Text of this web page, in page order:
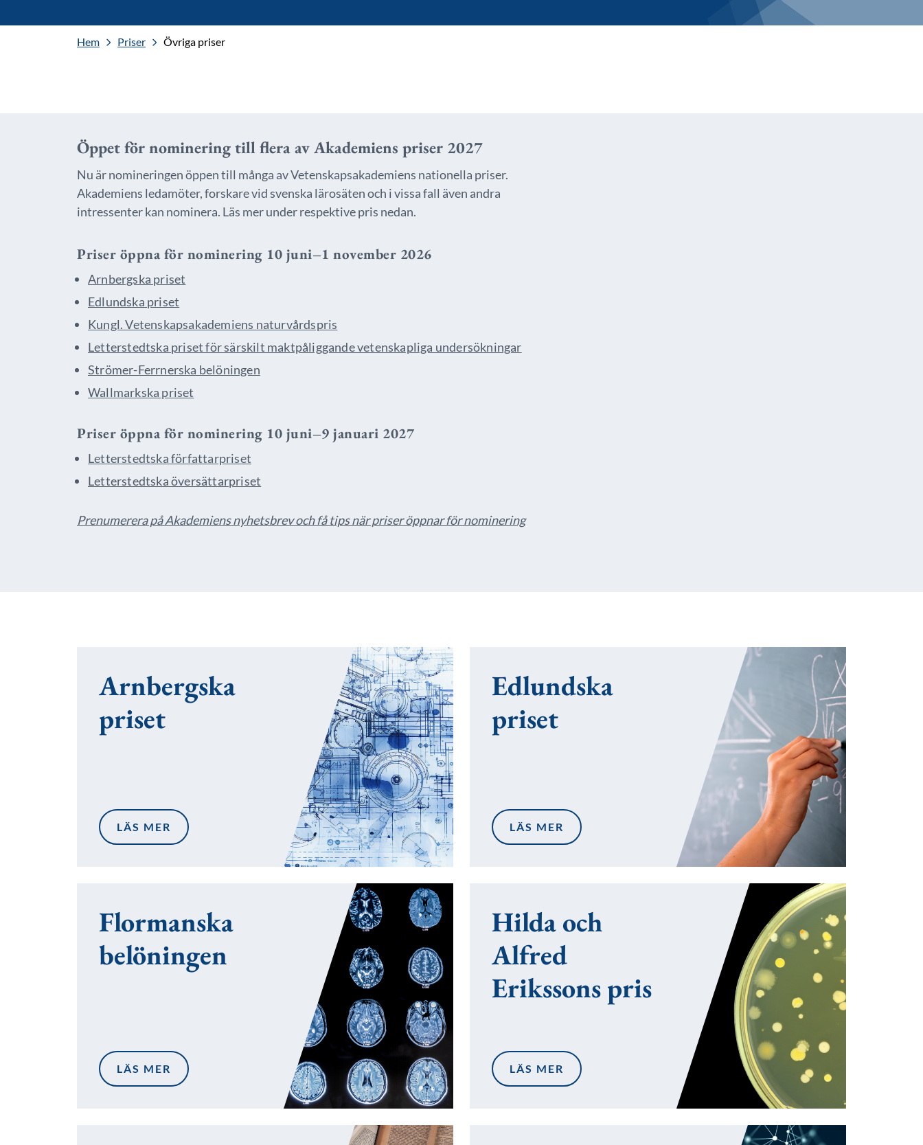
Hem Priser Övriga priser
Öppet för nominering till flera av Akademiens priser 2027
Nu är nomineringen öppen till många av Vetenskapsakademiens nationella priser.
Akademiens ledamöter, forskare vid svenska lärosäten och i vissa fall även andra
intressenter kan nominera. Läs mer under respektive pris nedan.
Priser öppna för nominering 10 juni–1 november 2026
Arnbergska priset
Edlundska priset
Kungl. Vetenskapsakademiens naturvårdspris
Letterstedtska priset för särskilt maktpåliggande vetenskapliga undersökningar
Strömer-Ferrnerska belöningen
Wallmarkska priset
Priser öppna för nominering 10 juni–9 januari 2027
Letterstedtska författarpriset
Letterstedtska översättarpriset
Prenumerera på Akademiens nyhetsbrev och få tips när priser öppnar för nominering
Arnbergska
priset
LÄS MER
Edlundska
priset
LÄS MER
Flormanska
belöningen
LÄS MER
Hilda och
Alfred
Erikssons pris
LÄS MER